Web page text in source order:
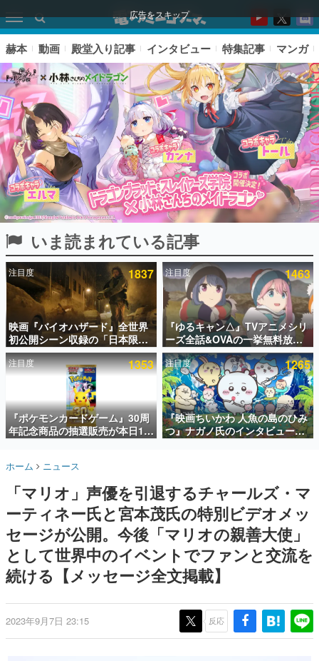
広告をスキップ
ピックアップ
電ファミのいま読まれている記事ランキング
アプリセール情報
インタビュー
連載・特集一覧
殿堂入り記事
SNS拡散数が数千以上！ ページビュー数万以上！ などな
ど。多くの人々に読まれた、電ファミ渾身の“殿堂入り”記
事をまとめました。
名作ゲームクリエイターの方々に製作時のエピソードをお
きます。
赫本
この物語を解いてはいけない。『赫本』は、〈試験問題〉
の形をした短編ホラー小説集です。
新世代に訊く
これからのデジタルゲーム市場を担う若きクリエイター達
ゲーム世代の作家たち
ゲームに多大な影響を受けた作家さんに取材し、ゲームが
赫本 動画 殿堂入り記事 インタビュー 特集記事 マンガ
いま読まれている記事
注目度 1837
映画『バイオハザード』全世界
初公開シーン収録の「日本限
定」予告映像が解禁。バイオの
日（8月10日）にあわせて、
「ラクーンシティ総合病院」へ
行く配達人の姿が披露
注目度 1463
『ゆるキャン△』TVアニメシリ
ーズ全話&OVAの一挙無料放送
がABEMAで開催決定。8月11日
「山の日」の午前0時から実施
注目度 1353
『ポケモンカードゲーム』30周
年記念商品の抽選販売が本日12
時より開始。拡張パック「30th
に、「プレミアムデッキセット
「FUTURISTIC BOX」の計3商
注目度 1265
『映画ちいかわ 人魚の島のひみ
つ』ナガノ氏のインタビューが
解禁。もしまた映画をやれるな
ホーム ニュース
「マリオ」声優を引退するチャールズ・マ
ーティネー氏と宮本茂氏の特別ビデオメッ
セージが公開。今後「マリオの親善大使」
として世界中のイベントでファンと交流を
続ける【メッセージ全文掲載】
2023年9月7日 23:15 反応